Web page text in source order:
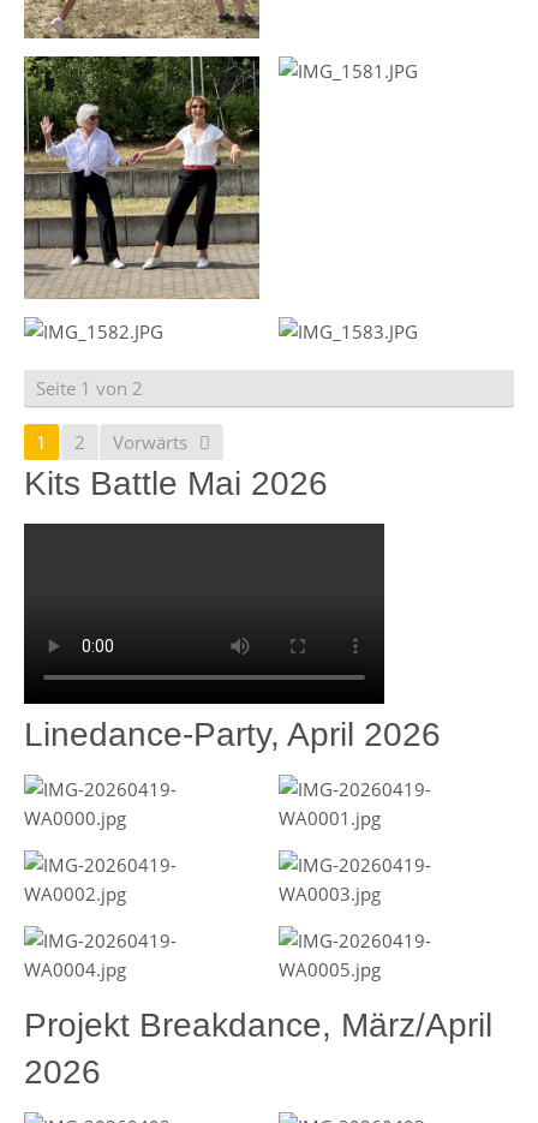
Seite 1 von 2
1 2 Vorwärts
Kits Battle Mai 2026
Linedance-Party, April 2026
Projekt Breakdance, März/April
2026